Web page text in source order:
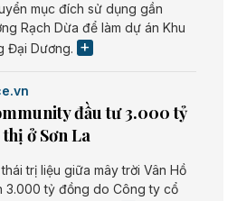
mục đích sử dụng gần
Rạch Dừa để làm dự án Khu
Đại Dương.
đầu tư 3.000 tỷ
ở Sơn La
trị liệu giữa mây trời Vân Hồ
3.000 tỷ đồng do Công ty cổ